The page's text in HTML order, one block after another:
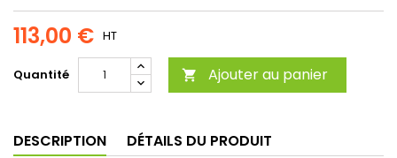
113,00 € HT
Quantité  Ajouter au panier
DESCRIPTION DÉTAILS DU PRODUIT